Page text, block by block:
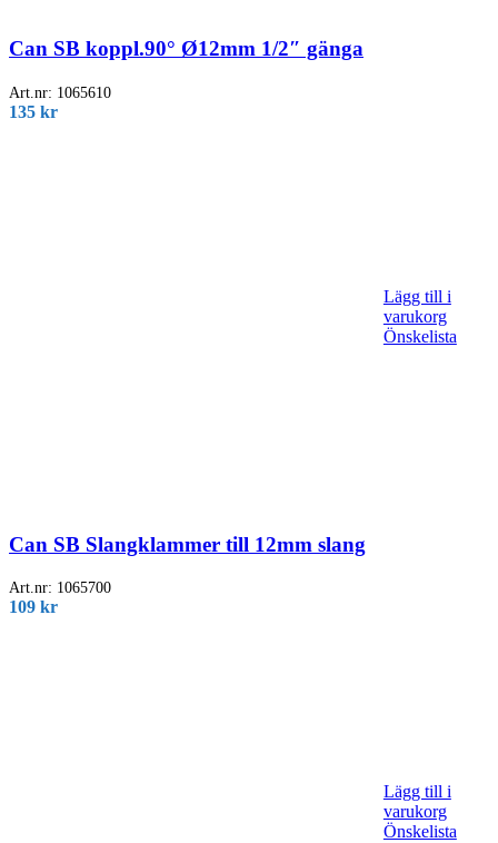
Can SB koppl.90° Ø12mm 1/2″ gänga
Art.nr: 1065610
135 kr
Lägg till i
varukorg
Önskelista
Can SB Slangklammer till 12mm slang
Art.nr: 1065700
109 kr
Lägg till i
varukorg
Önskelista